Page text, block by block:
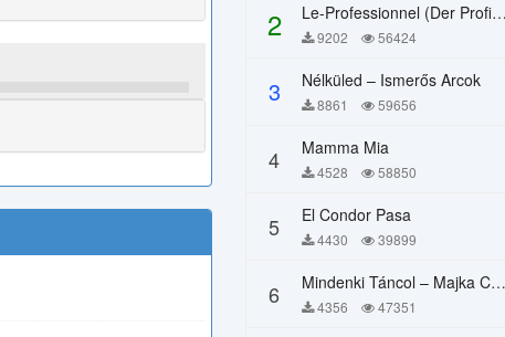
2 Le-Professionnel (Der Profi) – Chi Mai
9202 56424
3 Nélküled – Ismerős Arcok
8861 59656
4 Mamma Mia
4528 58850
5 El Condor Pasa
4430 39899
6 Mindenki Táncol – Majka Curtis, Péter Majoros
4356 47351